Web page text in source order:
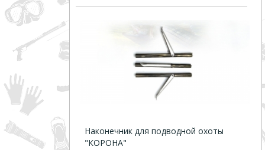
Наконечник для подводной охоты
"КОРОНА"